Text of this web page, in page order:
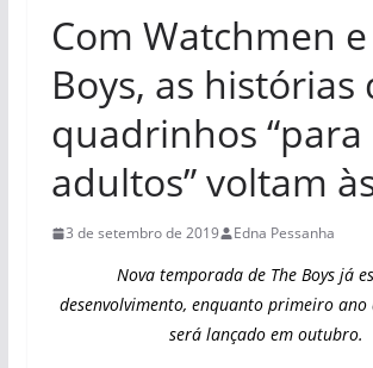
Com Watchmen
Boys, as histórias
quadrinhos “para
adultos” voltam
3 de setembro de 2019 Edna Pessanha
Nova temporada de The Boys já
desenvolvimento, enquanto primeiro ano
será lançado em outubro.